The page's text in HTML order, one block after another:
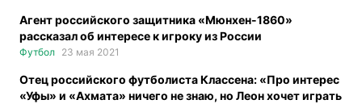
Агент российского защитника «Мюнхен-1860»
рассказал об интересе к игроку из России
Футбол 23 мая 2021
Отец российского футболиста Классена: «Про интерес
«Уфы» и «Ахмата» ничего не знаю, но Леон хочет играть